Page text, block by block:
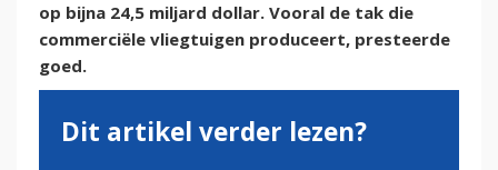
op bijna 24,5 miljard dollar. Vooral de tak die
commerciële vliegtuigen produceert, presteerde
goed.
Dit artikel verder lezen?